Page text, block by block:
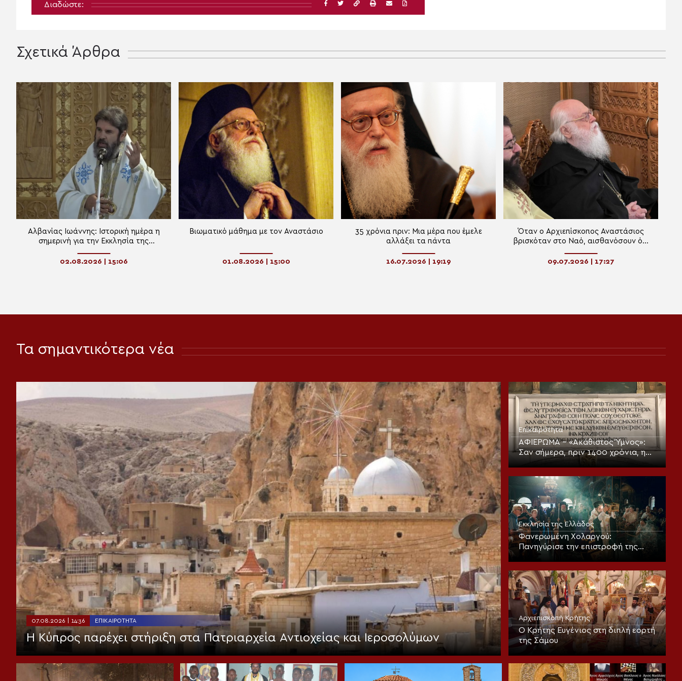
Διαδώστε:
Σχετικά Άρθρα
Αλβανίας Ιωάννης: Ιστορική ημέρα η
σημερινή για την Εκκλησία της
02.08.2026 | 15:06
Βιωματικό μάθημα με τον Αναστάσιο
01.08.2026 | 15:00
35 χρόνια πριν: Μια μέρα που έμελε
αλλάξει τα πάντα
16.07.2026 | 19:19
Όταν ο Αρχιεπίσκοπος Αναστάσιος
βρισκόταν στο Ναό, αισθανόσουν ότι
09.07.2026 | 17:27
Τα σημαντικότερα νέα
07.08.2026 | 14:36 ΕΠΙΚΑΙΡΌΤΗΤΑ
Η Κύπρος παρέχει στήριξη στα Πατριαρχεία Αντιοχείας και Ιεροσολύμων
Επικαιρότητα
ΑΦΙΕΡΩΜΑ – «Ακάθιστος Ύμνος»:
Σαν σήμερα, πριν 1400 χρόνια, η
πρώτη ψαλμώδηση της
Εκκλησίας
Εκκλησία της Ελλάδος
Φανερωμένη Χολαργού:
Πανηγύρισε την επιστροφή της
παλαιάς ιεράς Λειψανοθήκης –
Επισκόπου Χριστουπόλεως
Αρχιεπισκοπή Κρήτης
Ο Κρήτης Ευγένιος στη διπλή εορτή
της Σάμου